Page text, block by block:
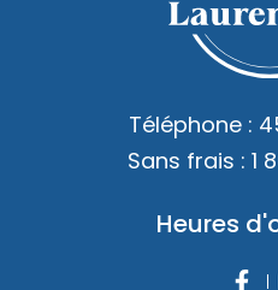
Téléphone :
Sans frais : 1
Heures